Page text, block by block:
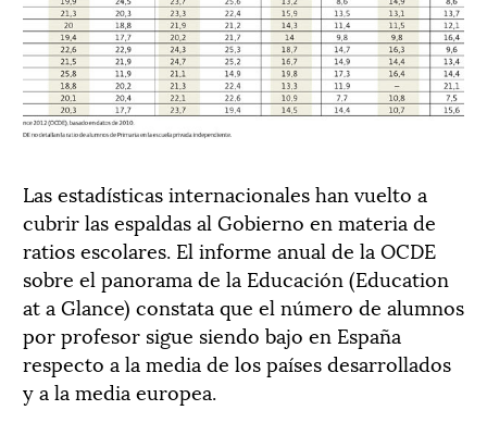
Las estadísticas internacionales han vuelto a
cubrir las espaldas al Gobierno en materia de
ratios escolares. El informe anual de la OCDE
sobre el panorama de la Educación (Education
at a Glance) constata que el número de alumnos
por profesor sigue siendo bajo en España
respecto a la media de los países desarrollados
y a la media europea.